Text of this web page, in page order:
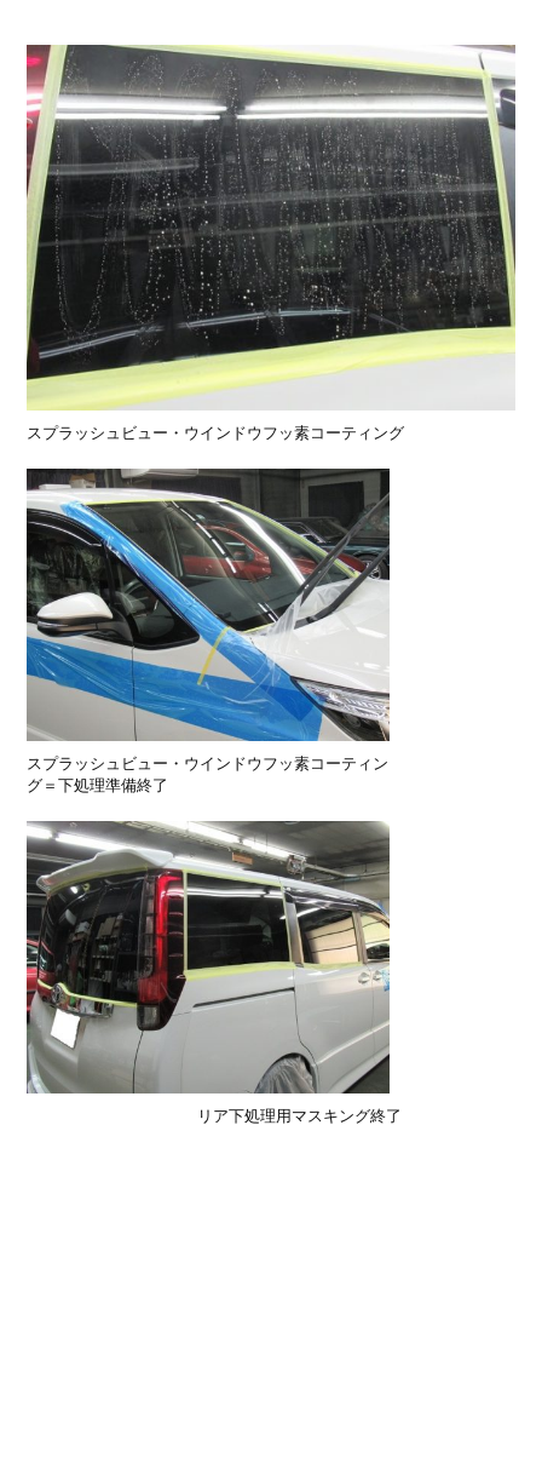
スプラッシュビュー・ウインドウフッ素コーティング
スプラッシュビュー・ウインドウフッ素コーティン
グ＝下処理準備終了
リア下処理用マスキング終了